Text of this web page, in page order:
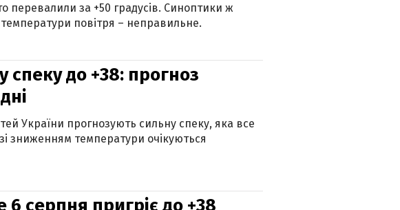
перевалили за +50 градусів. Синоптики ж
повітря – неправильне.
спеку до +38: прогноз
України прогнозують сильну спеку, яка все
зниженням температури очікуються
6 серпня пригріє до +38